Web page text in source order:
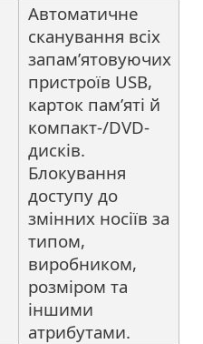
Автоматичне
сканування всіх
запам’ятовуючих
пристроїв USB,
карток пам’яті й
компакт-/DVD-
дисків.
Блокування
доступу до
змінних носіїв за
типом,
виробником,
розміром та
іншими
атрибутами.